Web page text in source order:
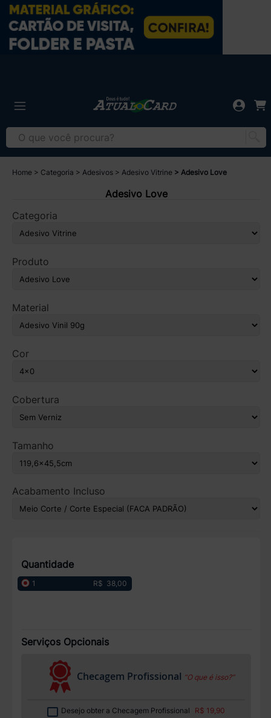
Home Categoria Adesivos Adesivo Vitrine Adesivo Love
Adesivo Love
Categoria
Produto
Material
Cor
Cobertura
Tamanho
Acabamento Incluso
Quantidade
1 R$ 38,00
Serviços Opcionais
Checagem Profissional “O que é isso?”
Desejo obter a Checagem Profissional R$ 19,90